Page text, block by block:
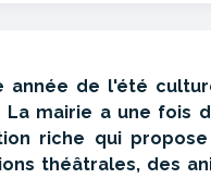
année de l'été
La mairie a une fois
riche qui
théâtrales, des